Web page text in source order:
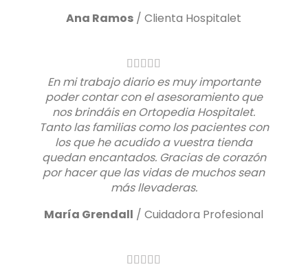
Ana Ramos /Clienta Hospitalet
En mi trabajo diario es muy importante
poder contar con el asesoramiento que
nos brindáis en Ortopedia Hospitalet.
Tanto las familias como los pacientes con
los que he acudido a vuestra tienda
quedan encantados. Gracias de corazón
por hacer que las vidas de muchos sean
más llevaderas.
María Grendall /Cuidadora Profesional